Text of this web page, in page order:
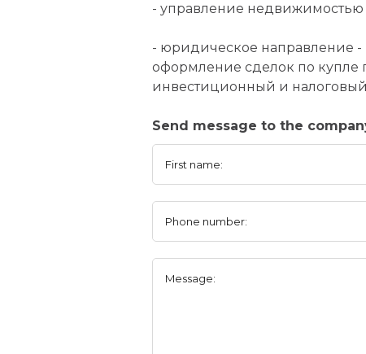
- управление
- юридическое направление
оформление сделок по
инвестиционный и
Send message to the
First name:
Phone number:
Message: